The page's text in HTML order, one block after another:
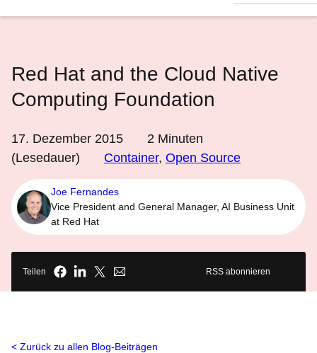
Red Hat and the Cloud Native
Computing Foundation
17. Dezember 2015 2 Minuten
(Lesedauer)
Container, Open Source
Joe Fernandes
Vice President and General Manager, AI Business Unit
at Red Hat
Teilen RSS abonnieren
Zurück zu allen Blog-Beiträgen